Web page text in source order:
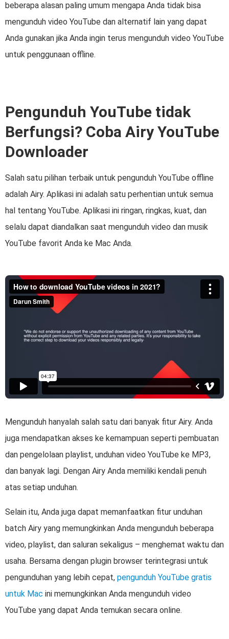
beberapa alasan paling umum mengapa Anda tidak bisa
mengunduh video YouTube dan alternatif lain yang dapat
Anda gunakan jika Anda ingin terus mengunduh video YouTube
untuk penggunaan offline.
Pengunduh YouTube tidak
Berfungsi? Coba Airy YouTube
Downloader
Salah satu pilihan terbaik untuk pengunduh YouTube offline
adalah Airy. Aplikasi ini adalah satu perhentian untuk semua
hal tentang YouTube. Aplikasi ini ringan, ringkas, kuat, dan
selalu dapat diandalkan saat mengunduh video dan musik
YouTube favorit Anda ke Mac Anda.
Mengunduh hanyalah salah satu dari banyak fitur Airy. Anda
juga mendapatkan akses ke kemampuan seperti pembuatan
dan pengelolaan playlist, unduhan video YouTube ke MP3,
dan banyak lagi. Dengan Airy Anda memiliki kendali penuh
atas setiap unduhan.
Selain itu, Anda juga dapat memanfaatkan fitur unduhan
batch Airy yang memungkinkan Anda mengunduh beberapa
video, playlist, dan saluran sekaligus – menghemat waktu dan
usaha. Bersama dengan plugin browser terintegrasi untuk
pengunduhan yang lebih cepat, pengunduh YouTube gratis
untuk Mac ini memungkinkan Anda mengunduh video
YouTube yang dapat Anda temukan secara online.